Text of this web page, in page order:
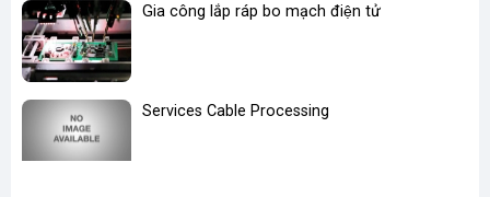
Gia công lắp ráp bo mạch điện tử
Services Cable Processing